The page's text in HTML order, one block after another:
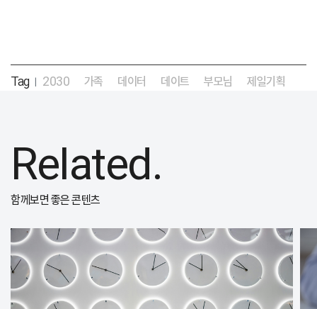
Tag | 2030 가족 데이터 데이트 부모님 제일기획
Related.
함께보면 좋은 콘텐츠